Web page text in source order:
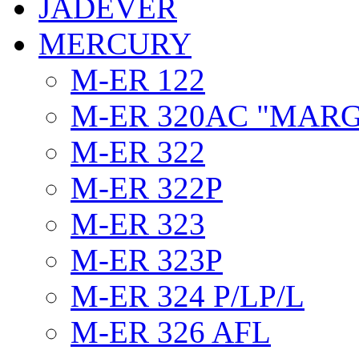
JADEVER
MERCURY
M-ER 122
M-ER 320AC
M-ER 322
M-ER 322P
M-ER 323
M-ER 323P
M-ER 324 P/LP/L
M-ER 326 AFL